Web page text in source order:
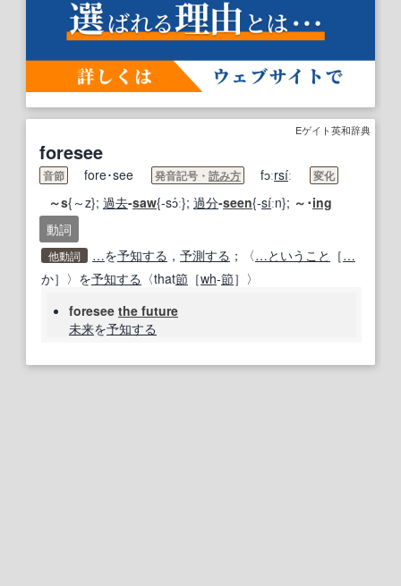
Eゲイト英和辞典
foresee
音節 fore･see 発音記号・ 読み方 fɔːrsíː 変化
～s{～z}; 過去-saw{-sɔ́ː}; 過分-seen{-síːn}; ～･ing
動詞
他動詞 …を予知する ， 予測する ；〈…ということ ［…
か］〉を予知する 〈that節 ［wh‐節］〉
foresee the future
未来を予知する